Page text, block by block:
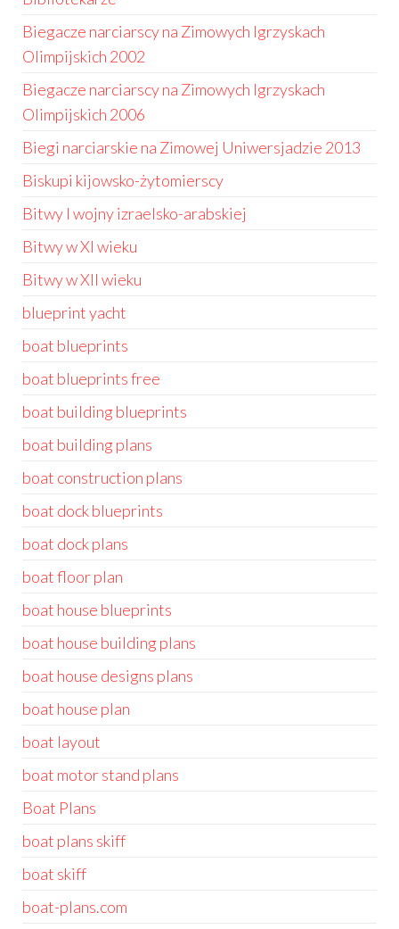
Biegacze narciarscy na Zimowych Igrzyskach
Olimpijskich 2002
Biegacze narciarscy na Zimowych Igrzyskach
Olimpijskich 2006
Biegi narciarskie na Zimowej Uniwersjadzie 2013
Biskupi kijowsko-żytomierscy
Bitwy I wojny izraelsko-arabskiej
Bitwy w XI wieku
Bitwy w XII wieku
blueprint yacht
boat blueprints
boat blueprints free
boat building blueprints
boat building plans
boat construction plans
boat dock blueprints
boat dock plans
boat floor plan
boat house blueprints
boat house building plans
boat house designs plans
boat house plan
boat layout
boat motor stand plans
Boat Plans
boat plans skiff
boat skiff
boat-plans.com